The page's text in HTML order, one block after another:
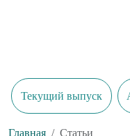
Текущий выпуск
Главная Статьи